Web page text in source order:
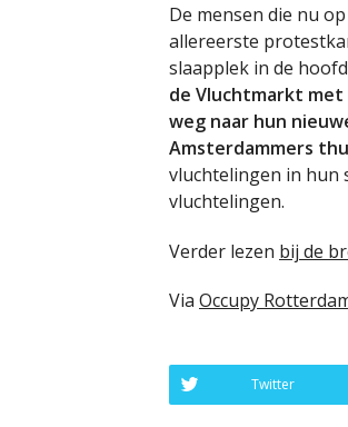
De mensen die nu
allereerste
slaapplek in de
de Vluchtmarkt
weg naar hun
Amsterdammers
vluchtelingen in hun
vluchtelingen.
Verder lezen bij de
Via Occupy
Twitter